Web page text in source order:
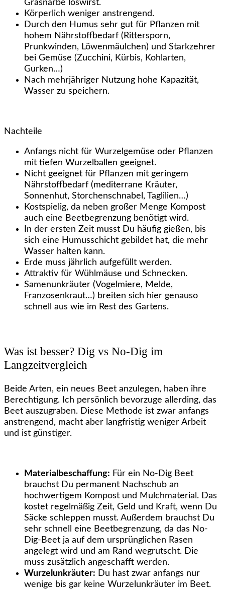
Grasnarbe loswirst.
Körperlich weniger anstrengend.
Durch den Humus sehr gut für Pflanzen mit
hohem Nährstoffbedarf (Rittersporn,
Prunkwinden, Löwenmäulchen) und Starkzehrer
bei Gemüse (Zucchini, Kürbis, Kohlarten,
Gurken…)
Nach mehrjähriger Nutzung hohe Kapazität,
Wasser zu speichern.
Nachteile
Anfangs nicht für Wurzelgemüse oder Pflanzen
mit tiefen Wurzelballen geeignet.
Nicht geeignet für Pflanzen mit geringem
Nährstoffbedarf (mediterrane Kräuter,
Sonnenhut, Storchenschnabel, Taglilien…)
Kostspielig, da neben großer Menge Kompost
auch eine Beetbegrenzung benötigt wird.
In der ersten Zeit musst Du häufig gießen, bis
sich eine Humusschicht gebildet hat, die mehr
Wasser halten kann.
Erde muss jährlich aufgefüllt werden.
Attraktiv für Wühlmäuse und Schnecken.
Samenunkräuter (Vogelmiere, Melde,
Franzosenkraut…) breiten sich hier genauso
schnell aus wie im Rest des Gartens.
Was ist besser? Dig vs No-Dig im
Langzeitvergleich
Beide Arten, ein neues Beet anzulegen, haben ihre
Berechtigung. Ich persönlich bevorzuge allerding, das
Beet auszugraben. Diese Methode ist zwar anfangs
anstrengend, macht aber langfristig weniger Arbeit
und ist günstiger.
Materialbeschaffung: Für ein No-Dig Beet
brauchst Du permanent Nachschub an
hochwertigem Kompost und Mulchmaterial. Das
kostet regelmäßig Zeit, Geld und Kraft, wenn Du
Säcke schleppen musst. Außerdem brauchst Du
sehr schnell eine Beetbegrenzung, da das No-
Dig-Beet ja auf dem ursprünglichen Rasen
angelegt wird und am Rand wegrutscht. Die
muss zusätzlich angeschafft werden.
Wurzelunkräuter: Du hast zwar anfangs nur
wenige bis gar keine Wurzelunkräuter im Beet.